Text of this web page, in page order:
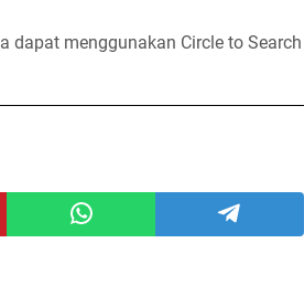
dapat menggunakan Circle to Search